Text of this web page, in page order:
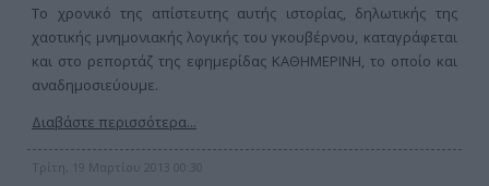
Το χρονικό της απίστευτης αυτής ιστορίας, δηλωτικής της
χαοτικής μνημονιακής λογικής του γκουβέρνου, καταγράφεται
και στο ρεπορτάζ της εφημερίδας ΚΑΘΗΜΕΡΙΝΗ, το οποίο και
αναδημοσιεύουμε.
Διαβάστε περισσότερα...
Τρίτη, 19 Μαρτίου 2013 00:30